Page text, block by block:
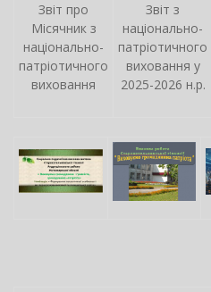
Звіт про
Місячник з
національно-
патріотичного
виховання
Звіт з
національно-
патріотичного
виховання у
2025-2026 н.р.